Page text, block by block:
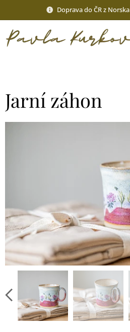
Doprava do ČR z Norska
Jarní záhon